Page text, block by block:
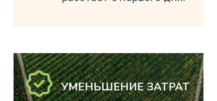
Наша команда агрономов, инженеров
и проектировщиков сопровождает
проект на каждом этапе: от анализа
почвы до сбора первых урожаев.